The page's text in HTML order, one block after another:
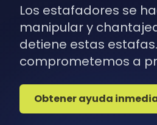
Los estafadores se
manipular y
detiene estas estafas.
comprometemos a
Obtener ayuda